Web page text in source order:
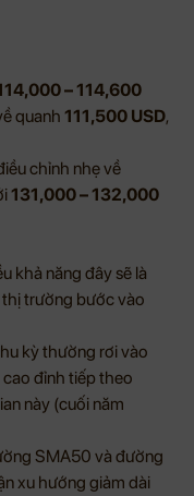
– 114,600
quanh 111,500 USD,
chỉnh nhẹ về
131,000 – 132,000
khả năng đây sẽ là
trường bước vào
kỳ thường rơi vào
cao đỉnh tiếp theo
này (cuối năm
SMA50 và đường
xu hướng giảm dài